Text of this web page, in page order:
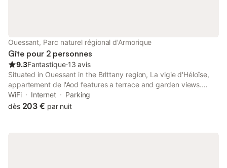
Ouessant, Parc naturel régional d'Armorique
Gîte pour 2 personnes
9.3Fantastique⋅13 avis
Situated in Ouessant in the Brittany region, La vigie d'Héloïse,
appartement de l'Aod features a terrace and garden views.
Featuring free WiFi throughout the property, the non-smoking
apartment has an open-air bath.
WiFi Internet
Parking
dès 203 € par nuit